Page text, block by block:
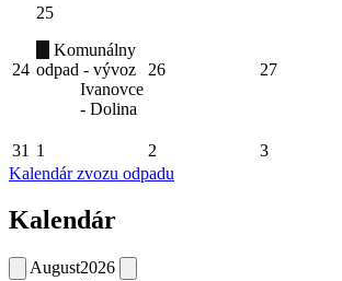
24
25
Komunálny
odpad - vývoz
Ivanovce
- Dolina
26 27
31 1 2 3
Kalendár zvozu odpadu
Kalendár
August2026